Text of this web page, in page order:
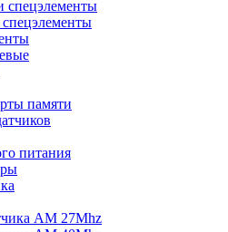
спецэлементы
памяти
питания
AM 27Mhz